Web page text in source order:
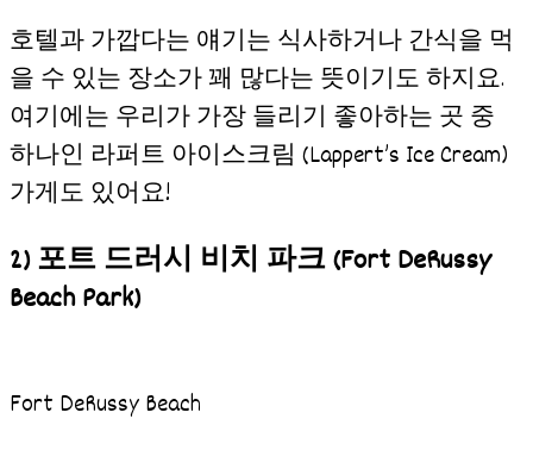
호텔과 가깝다는 얘기는 식사하거나 간식을 먹
을 수 있는 장소가 꽤 많다는 뜻이기도 하지요.
여기에는 우리가 가장 들리기 좋아하는 곳 중
하나인 라퍼트 아이스크림 (Lappert’s Ice Cream)
가게도 있어요!
2) 포트 드러시 비치 파크(Fort DeRussy
Beach Park)
Fort DeRussy Beach